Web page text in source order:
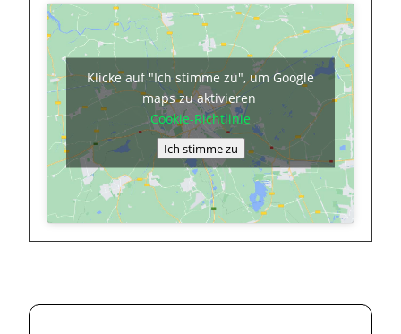
Klicke auf "Ich stimme zu", um Google
maps zu aktivieren
Cookie-Richtlinie
Ich stimme zu